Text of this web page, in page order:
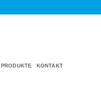
PRODUKTE KONTAKT